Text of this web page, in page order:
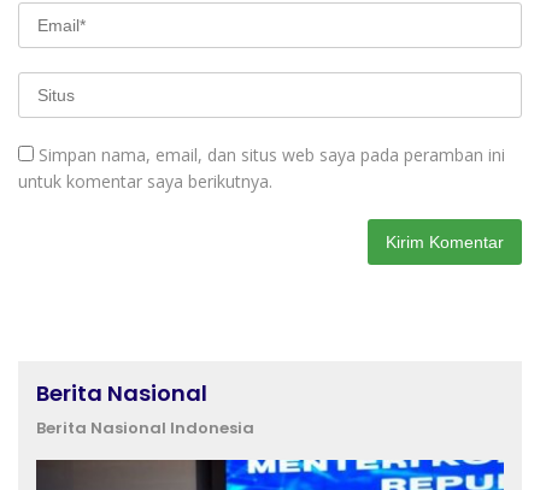
Simpan nama, email, dan situs web saya pada peramban ini
untuk komentar saya berikutnya.
Berita Nasional
Berita Nasional Indonesia